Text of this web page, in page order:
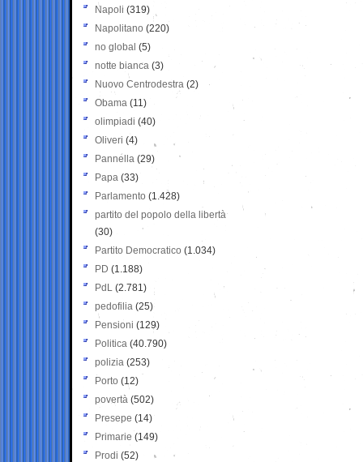
Napoli (319)
Napolitano (220)
no global (5)
notte bianca (3)
Nuovo Centrodestra (2)
Obama (11)
olimpiadi (40)
Oliveri (4)
Pannella (29)
Papa (33)
Parlamento (1.428)
partito del popolo della libertà
(30)
Partito Democratico (1.034)
PD (1.188)
PdL (2.781)
pedofilia (25)
Pensioni (129)
Politica (40.790)
polizia (253)
Porto (12)
povertà (502)
Presepe (14)
Primarie (149)
Prodi (52)